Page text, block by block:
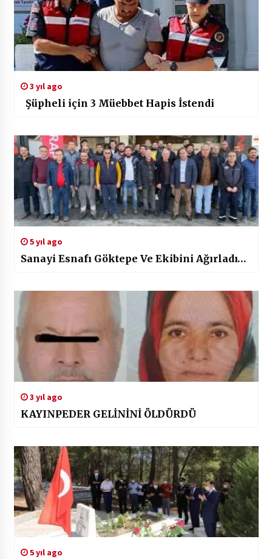
3 yıl ago
Şüpheli için 3 Müebbet Hapis İstendi
5 yıl ago
Sanayi Esnafı Göktepe Ve Ekibini Ağırladı…
3 yıl ago
KAYINPEDER GELİNİNİ ÖLDÜRDÜ
5 yıl ago